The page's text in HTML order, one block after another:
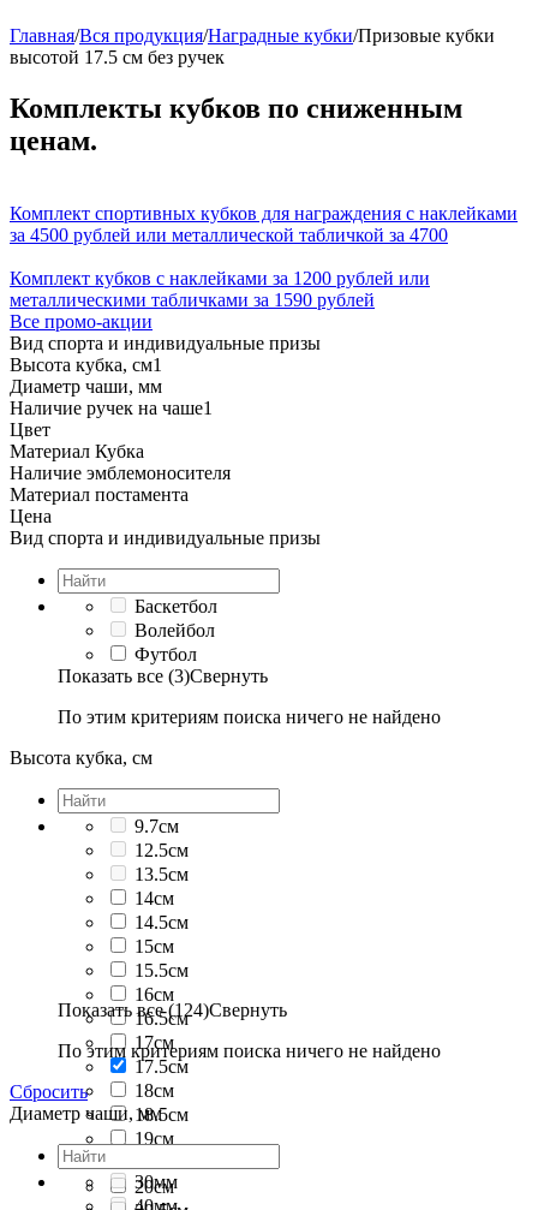
Главная/Вся продукция/Наградные кубки/Призовые кубки
высотой 17.5 см без ручек
Комплекты кубков по сниженным
ценам.
Комплект спортивных кубков для награждения с наклейками
за 4500 рублей или металлической табличкой за 4700
Комплект кубков с наклейками за 1200 рублей или
металлическими табличками за 1590 рублей
Все промо-акции
Вид спорта и индивидуальные призы
Высота кубка, см1
Диаметр чаши, мм
Наличие ручек на чаше1
Цвет
Материал Кубка
Наличие эмблемоносителя
Материал постамента
Цена
Вид спорта и индивидуальные призы
Баскетбол
Волейбол
Футбол
Показать все (3)Свернуть
По этим критериям поиска ничего не найдено
Высота кубка, см
9.7см
12.5см
13.5см
14см
14.5см
15см
15.5см
16см
16.5см
17см
17.5см
18см
18.5см
19см
20см
Показать все (124)Свернуть
По этим критериям поиска ничего не найдено
Сбросить
Диаметр чаши, мм
30мм
40мм